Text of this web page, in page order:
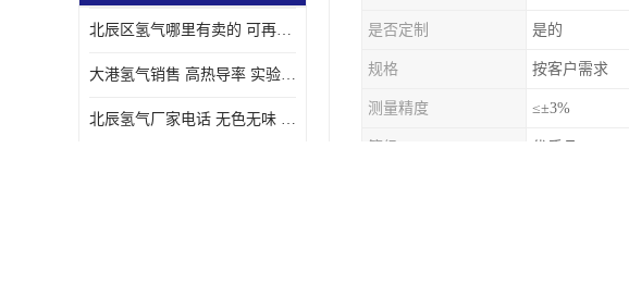
北辰区氢气哪里有卖的 可再生 实验室应用
大港氢气销售 高热导率 实验室应用
北辰氢气厂家电话 无色无味 凝点为-259
是否定制 是的
规格 按客户需求
测量精度 ≤±3%